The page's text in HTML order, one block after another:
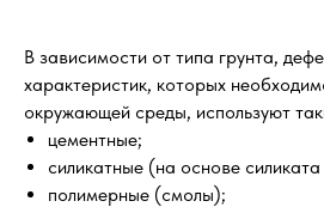
В зависимости от типа грунта,
характеристик, которых
окружающей среды, используют
цементные;
силикатные (на основе
полимерные (смолы);